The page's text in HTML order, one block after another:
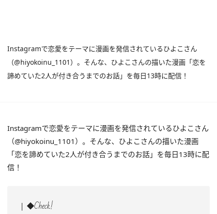
Instagramで恋愛をテーマに漫画を発信されているひよこさん
（@hiyokoinu_1101）。そんな、ひよこさんの描いた漫画「恋を
諦めていた2人が付き合うまでのお話」を毎日13時に配信！
Instagramで恋愛をテーマに漫画を発信されているひよこさん
（@hiyokoinu_1101）。そんな、ひよこさんの描いた漫画
「恋を諦めていた2人が付き合うまでのお話」を毎日13時に配
信！
◆Check!